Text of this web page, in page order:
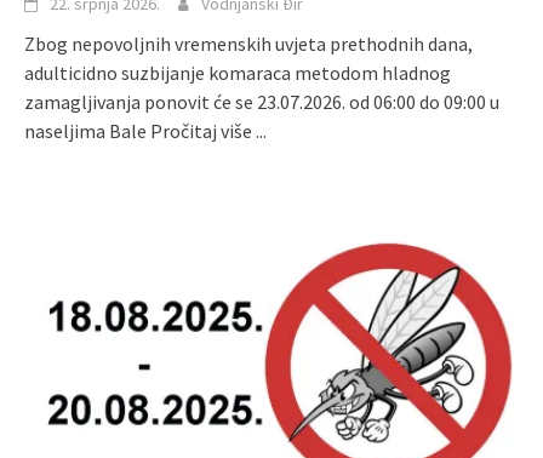
Zbog nepovoljnih vremenskih uvjeta prethodnih dana,
adulticidno suzbijanje komaraca metodom hladnog
zamagljivanja ponovit će se 23.07.2026. od 06:00 do 09:00 u
naseljima Bale Pročitaj više ...